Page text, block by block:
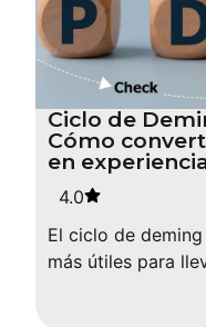
Ciclo de
Cómo
en
4.0
El ciclo de
más útiles para